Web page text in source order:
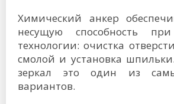
Химический анкер
несущую способность
технологии: очистка
смолой и установка
зеркал это один из
вариантов.